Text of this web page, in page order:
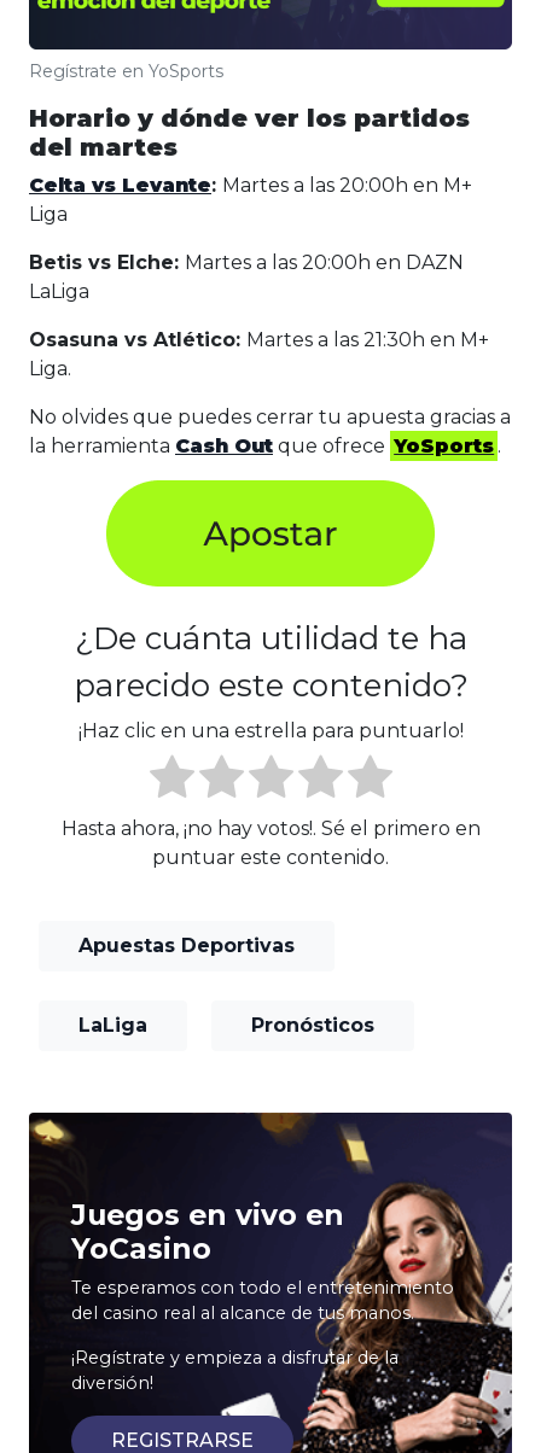
Regístrate en YoSports
Horario y dónde ver los partidos
del martes
Celta vs Levante: Martes a las 20:00h en M+
Liga
Betis vs Elche: Martes a las 20:00h en DAZN
LaLiga
Osasuna vs Atlético: Martes a las 21:30h en M+
Liga.
No olvides que puedes cerrar tu apuesta gracias a
la herramienta Cash Out que ofrece YoSports .
¿De cuánta utilidad te ha
parecido este contenido?
¡Haz clic en una estrella para puntuarlo!
Hasta ahora, ¡no hay votos!. Sé el primero en
puntuar este contenido.
Apuestas Deportivas
LaLiga Pronósticos
Juegos en vivo en
YoCasino
Te esperamos con todo el entretenimiento
del casino real al alcance de tus manos.
¡Regístrate y empieza a disfrutar de la
diversión!
REGISTRARSE